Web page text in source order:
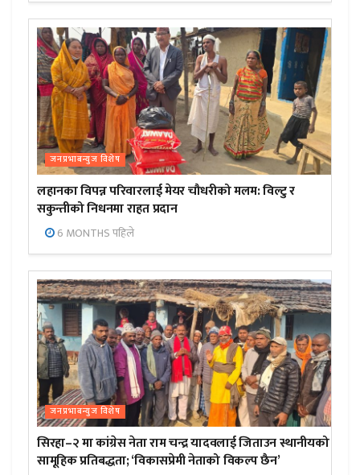
जनप्रभाबन्युज विशेष
लहानका विपन्न परिवारलाई मेयर चौधरीको मलम: विल्टु र
सकुन्तीको निधनमा राहत प्रदान
6 MONTHS पहिले
जनप्रभाबन्युज विशेष
सिरहा–२ मा कांग्रेस नेता राम चन्द्र यादवलाई जिताउन स्थानीयको
सामूहिक प्रतिबद्धता; ‘विकासप्रेमी नेताको विकल्प छैन’